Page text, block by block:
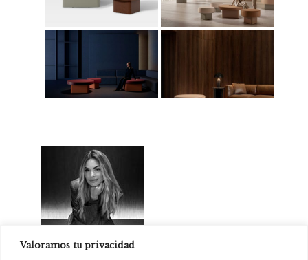
Valoramos tu privacidad